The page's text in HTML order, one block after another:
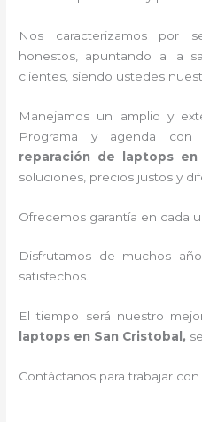
Nos caracterizamos por
honestos, apuntando a la
clientes, siendo ustedes
Manejamos un amplio y
Programa y agenda
reparación de laptops en
soluciones, precios justos y
Ofrecemos garantía en cada
Disfrutamos de muchos
satisfechos.
El tiempo será nuestro
laptops en San Cristobal,
Contáctanos para trabajar